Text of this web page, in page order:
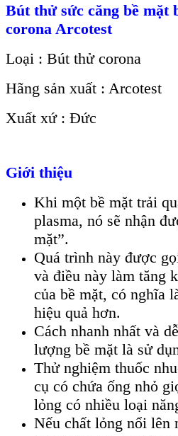
Bút thử sức căng bề mặt
corona Arcotest
Loại : Bút thử corona
Hãng sản xuất : Arcotest
Xuất xứ : Đức
Giới thiệu
Khi một bề mặt trải
plasma, nó sẽ nhận
mặt”.
Quá trình này được
và điều này làm tăng
của bề mặt, có nghĩa
hiệu quả hơn.
Cách nhanh nhất và
lượng bề mặt là sử
Thử nghiệm thuốc
cụ có chứa ống nhỏ
lỏng có nhiều loại
Nếu chất lỏng nổi lên